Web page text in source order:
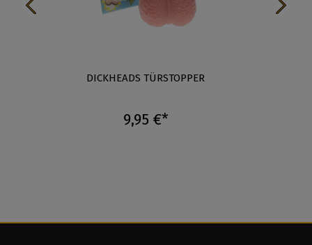
DICKHEADS TÜRSTOPPER
9,95 €*